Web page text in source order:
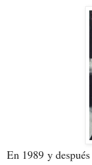
En 1989 y